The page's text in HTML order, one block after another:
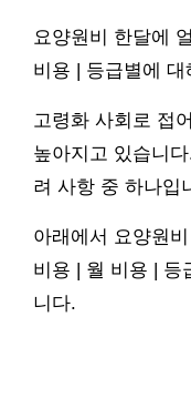
요양원비 한달에
비용 | 등급별에
고령화 사회로 접
높아지고 있습니
려 사항 중 하나입
아래에서 요양원
비용 | 월 비용 | 등
니다.